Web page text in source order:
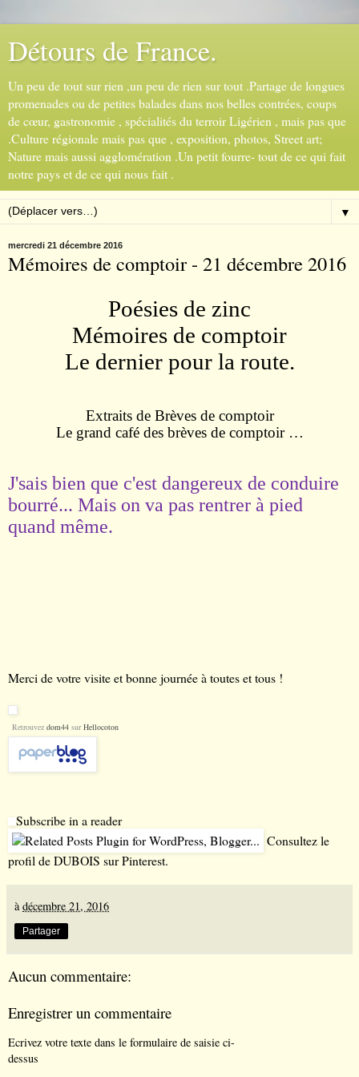
Détours de France.
Un peu de tout sur rien ,un peu de rien sur tout .Partage de longues
promenades ou de petites balades dans nos belles contrées, coups
de cœur, gastronomie , spécialités du terroir Ligérien , mais pas que
.Culture régionale mais pas que , exposition, photos, Street art;
Nature mais aussi agglomération .Un petit fourre- tout de ce qui fait
notre pays et de ce qui nous fait .
▼
mercredi 21 décembre 2016
Mémoires de comptoir - 21 décembre 2016
Poésies de zinc
Mémoires de comptoir
Le dernier pour la route.
Extraits de Brèves de comptoir
Le grand café des brèves de comptoir …
J'sais bien que c'est dangereux de conduire
bourré... Mais on va pas rentrer à pied
quand même.
Merci de votre visite et bonne journée à toutes et tous !
Retrouvez dom44 sur Hellocoton
Subscribe in a reader
Consultez le
profil de DUBOIS sur Pinterest.
à décembre 21, 2016
Partager
Aucun commentaire:
Enregistrer un commentaire
Ecrivez votre texte dans le formulaire de saisie ci-
dessus